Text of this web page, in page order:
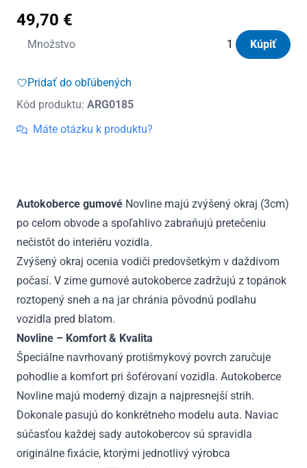
49,70 €
Množstvo
množstvo
gumové
zvýšeným
okrajom
-
2010
Kúpiť
Pridať do obľúbených
Kód produktu: ARG0185
Máte otázku k produktu?
Autokoberce gumové Novline majú zvýšený okraj (3cm)
po celom obvode a spoľahlivo zabraňujú pretečeniu
nečistôt do interiéru vozidla.
Zvýšený okraj ocenia vodiči predovšetkým v daždivom
počasí. V zime gumové autokoberce zadržujú z topánok
roztopený sneh a na jar chránia pôvodnú podlahu
vozidla pred blatom.
Novline – Komfort & Kvalita
Špeciálne navrhovaný protišmykový povrch zaručuje
pohodlie a komfort pri šoférovaní vozidla. Autokoberce
Novline majú moderný dizajn a najpresnejší strih.
Dokonale pasujú do konkrétneho modelu auta. Naviac
súčasťou každej sady autokobercov sú spravidla
originálne fixácie, ktorými jednotlivý výrobca